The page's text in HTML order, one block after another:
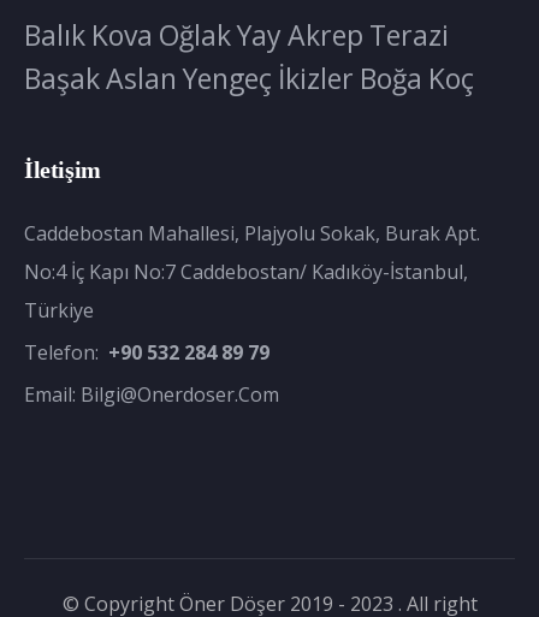
Balık Kova OğlakYayAkrep Terazi
BaşakAslan Yengeç İkizler Boğa Koç
İletişim
Caddebostan Mahallesi, Plajyolu Sokak, Burak Apt.
No:4 İç Kapı No:7 Caddebostan/ Kadıköy-İstanbul,
Türkiye
Telefon: +90 532 284 89 79
Email: Bilgi@onerdoser.com
© Copyright Öner Döşer 2019 - 2023 . All right